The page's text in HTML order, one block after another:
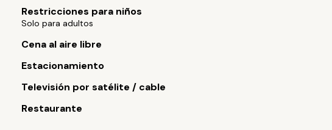
Restricciones para niños
Solo para adultos
Cena al aire libre
Estacionamiento
Televisión por satélite / cable
Restaurante